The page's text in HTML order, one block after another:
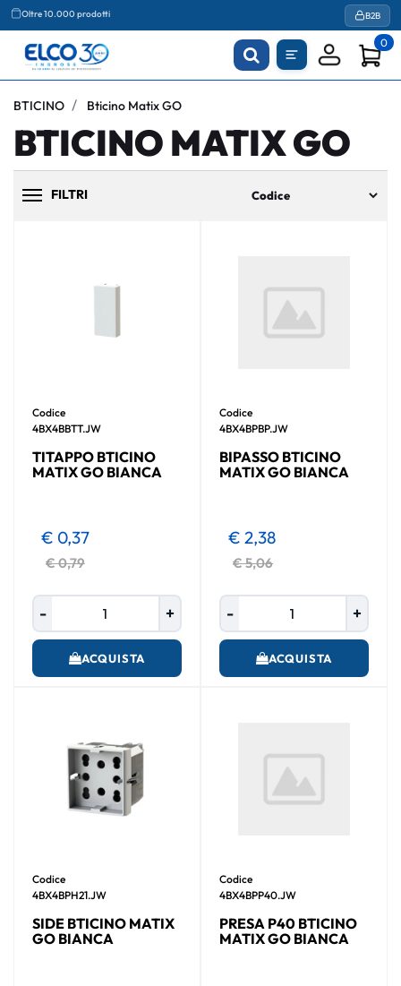
Oltre 10.000 prodotti
Agevolazioni fiscali B2B
0
BTICINO Bticino Matix GO
BTICINO MATIX GO
Codice
4BX4BBTT.JW
TITAPPO BTICINO
MATIX GO BIANCA
€ 0,79
€ 0,37
ACQUISTA
Codice
4BX4BPBP.JW
BIPASSO BTICINO
MATIX GO BIANCA
€ 5,06
€ 2,38
ACQUISTA
Codice
4BX4BPH21.JW
SIDE BTICINO MATIX
GO BIANCA
Codice
4BX4BPP40.JW
PRESA P40 BTICINO
MATIX GO BIANCA
FILTRI